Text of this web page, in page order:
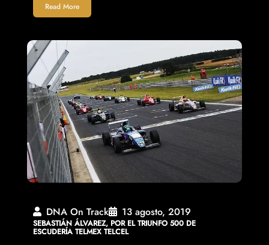
Read More
DNA On Track 13 agosto, 2019
SEBASTIÁN ÁLVAREZ, POR EL TRIUNFO 500 DE
ESCUDERÍA TELMEX TELCEL